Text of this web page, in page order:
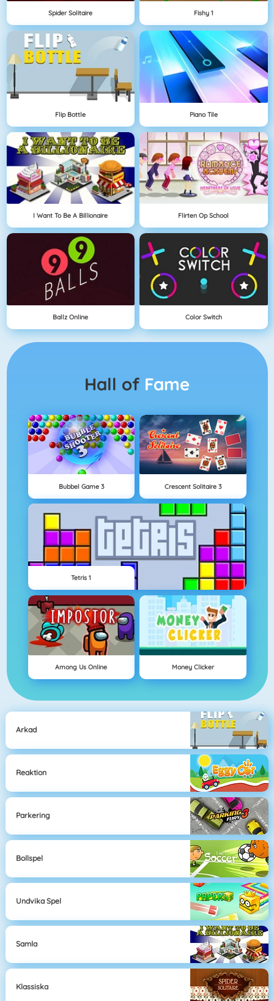
Spider Solitaire Fishy 1
Flip Bottle Piano Tile
I Want To Be A Billionaire Flirten Op School
Ballz Online Color Switch
Hall of Fame
Bubbel Game 3 Crescent Solitaire 3
Tetris 1
Among Us Online Money Clicker
Arkad
Reaktion
Parkering
Bollspel
Undvika Spel
Samla
Klassiska